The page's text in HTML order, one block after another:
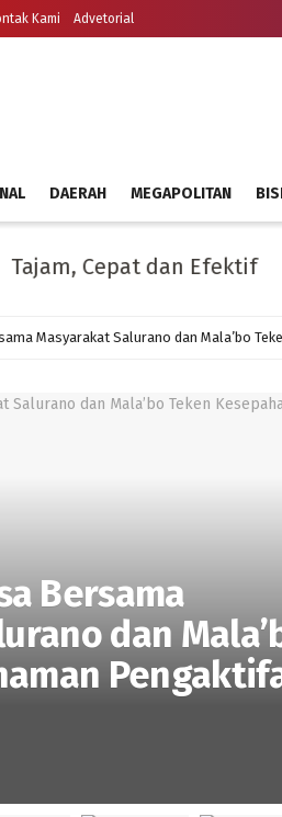
Kami Advetorial
DAERAH MEGAPOLITAN
Cepat dan Efektif
Bersama
dan